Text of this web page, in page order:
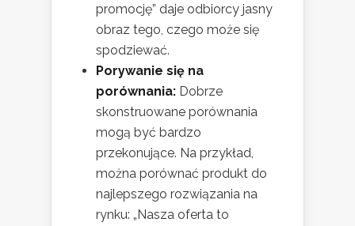
promocję” daje odbiorcy jasny
obraz tego, czego może się
spodziewać.
Porywanie się na
porównania: Dobrze
skonstruowane porównania
mogą być bardzo
przekonujące. Na przykład,
można porównać produkt do
najlepszego rozwiązania na
rynku: „Nasza oferta to